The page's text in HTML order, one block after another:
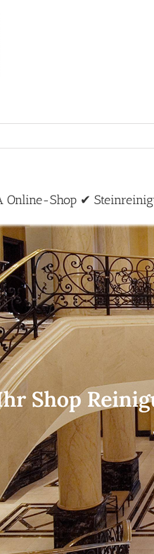
Online-Shop ✔